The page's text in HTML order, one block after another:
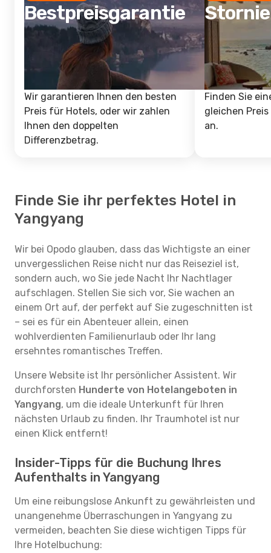
Bestpreisgarantie
Wir garantieren Ihnen den besten
Preis für Hotels, oder wir zahlen
Ihnen den doppelten
Differenzbetrag.
Finden Sie
gleichen
an.
Finde Sie ihr perfektes Hotel in
Yangyang
Wir bei Opodo glauben, dass das Wichtigste an einer
unvergesslichen Reise nicht nur das Reiseziel ist,
sondern auch, wo Sie jede Nacht Ihr Nachtlager
aufschlagen. Stellen Sie sich vor, Sie wachen an
einem Ort auf, der perfekt auf Sie zugeschnitten ist
– sei es für ein Abenteuer allein, einen
wohlverdienten Familienurlaub oder Ihr lang
ersehntes romantisches Treffen.
Unsere Website ist Ihr persönlicher Assistent. Wir
durchforsten Hunderte von Hotelangeboten in
Yangyang, um die ideale Unterkunft für Ihren
nächsten Urlaub zu finden. Ihr Traumhotel ist nur
einen Klick entfernt!
Insider-Tipps für die Buchung Ihres
Aufenthalts in Yangyang
Um eine reibungslose Ankunft zu gewährleisten und
unangenehme Überraschungen in Yangyang zu
vermeiden, beachten Sie diese wichtigen Tipps für
Ihre Hotelbuchung: